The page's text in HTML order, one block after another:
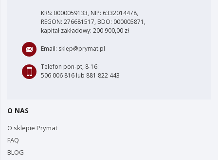
KRS: 0000059133, NIP: 6332014478,
REGON: 276681517, BDO: 000005871,
kapitał zakładowy: 200 900,00 zł
Email: sklep@prymat.pl
Telefon pon-pt, 8-16:
506 006 816 lub 881 822 443
O NAS
O sklepie Prymat
FAQ
BLOG